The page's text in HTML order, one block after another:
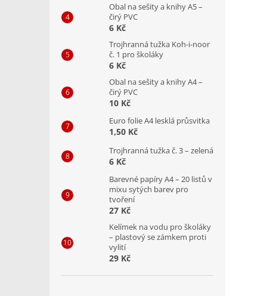
Obal na sešity a knihy A5 –
čirý PVC
6 Kč
Trojhranná tužka Koh-i-noor
č. 1 pro školáky
6 Kč
Obal na sešity a knihy A4 –
čirý PVC
10 Kč
Euro folie A4 lesklá průsvitka
1,50 Kč
Trojhranná tužka č. 3 – zelená
6 Kč
Barevné papíry A4 – 20 listů v
mixu sytých barev pro
tvoření
27 Kč
Kelímek na vodu pro školáky
– plastový se zámkem proti
vylití
29 Kč